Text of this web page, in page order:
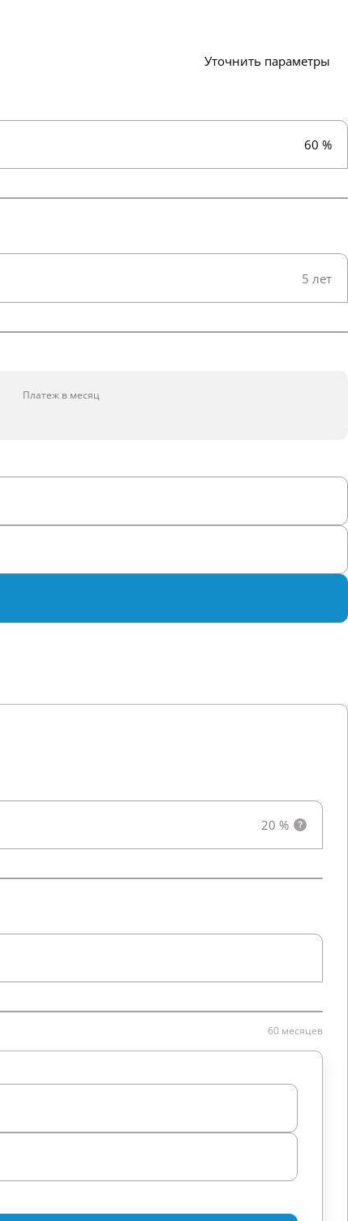
Уточнить параметры
60 %
5 лет
Платеж в месяц
20 %
60 месяцев